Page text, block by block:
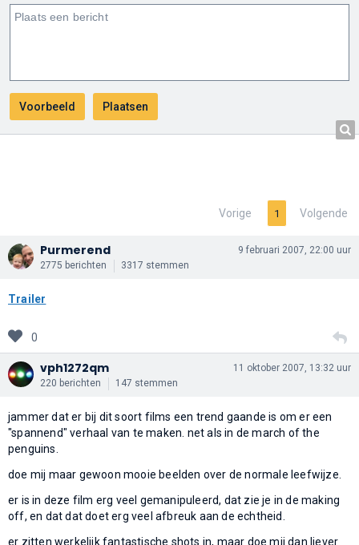
Vorige 1 Volgende
Purmerend
2775 berichten 3317 stemmen
9 februari 2007, 22:00 uur
Trailer
0
vph1272qm
220 berichten 147 stemmen
11 oktober 2007, 13:32 uur
jammer dat er bij dit soort films een trend gaande is om er een
"spannend" verhaal van te maken. net als in de march of the
penguins.
doe mij maar gewoon mooie beelden over de normale leefwijze.
er is in deze film erg veel gemanipuleerd, dat zie je in de making
off, en dat dat doet erg veel afbreuk aan de echtheid.
er zitten werkelijk fantastische shots in, maar doe mij dan liever